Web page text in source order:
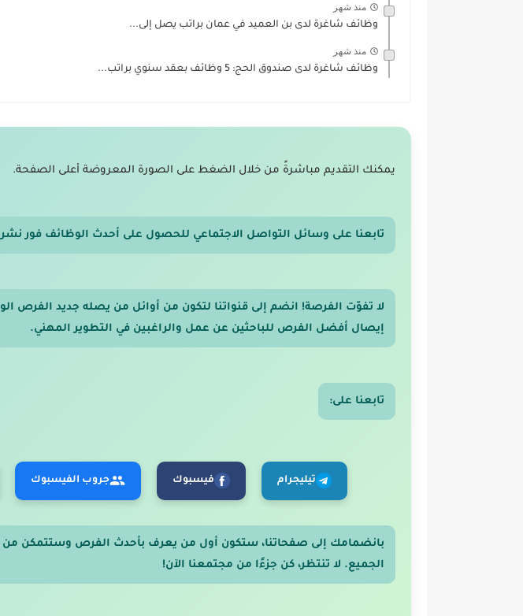
منذ شهر
وظائف شاغرة لدى بن العميد في عمان براتب يصل إلى...
منذ شهر
وظائف شاغرة لدى صندوق الحج: 5 وظائف بعقد سنوي براتب...
يمكنك التقديم مباشرةً من خلال الضغط على الصورة المعروضة أعلى الصفحة.
تابعنا على وسائل التواصل الاجتماعي للحصول على أحدث الوظائف فور
لا تفوّت الفرصة! انضم إلى قنواتنا لتكون من أوائل من يصله جديد الفرص
إيصال أفضل الفرص للباحثين عن عمل والراغبين في التطوير المهني.
تابعنا على:
تيليجرام فيسبوك جروب الفيسبوك
بانضمامك إلى صفحاتنا، ستكون أول من يعرف بأحدث الفرص وستتمكن من
الجميع. لا تنتظر، كن جزءًا من مجتمعنا الآن!